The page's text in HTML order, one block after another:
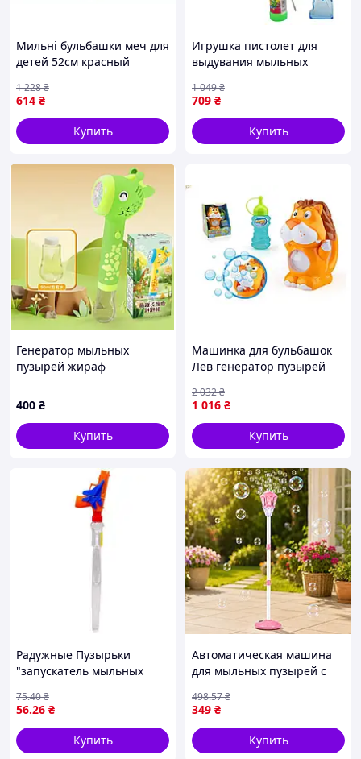
Мильні бульбашки меч для
детей 52см красный
и развлечений
614 ₴
1 228₴
Купить
Игрушка пистолет для
выдувания мыльных
детский набор 6 штук без
батареек
709 ₴
1 049₴
Купить
Генератор мыльных
пузырей жираф
400 ₴
Купить
Машинка для бульбашок
Лев генератор пузырей
функцией выдува 2000
пузырей в минуту
1 016 ₴
2 032₴
Купить
Радужные Пузырьки
"запускатель мыльных
(Оранжевый)
56.26 ₴
75.40₴
Купить
Автоматическая машина
для мыльных пузырей с
на регулируемой стойке,
Розовая / Генератор
пузырьков
349 ₴
498.57₴
Купить